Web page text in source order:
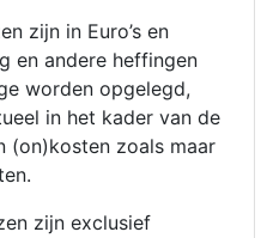
zijn in Euro’s en
en andere heffingen
worden opgelegd,
in het kader van de
(on)kosten zoals maar
zijn exclusief